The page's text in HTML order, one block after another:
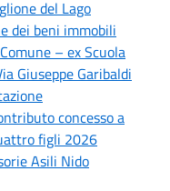
del Lago
dei beni immobili
– ex Scuola
Giuseppe Garibaldi
concesso a
figli 2026
Asili Nido